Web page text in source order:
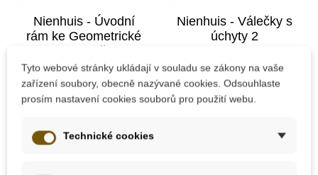
Nienhuis - Úvodní
rám ke Geometrické
komodě
4 120 Kč
Nienhuis - Válečky s
úchyty 2
2 479 Kč
Tyto webové stránky ukládají v souladu se zákony na vaše
zařízení soubory, obecně nazývané cookies. Odsouhlaste
prosím nastavení cookies souborů pro použití webu.
Technické cookies